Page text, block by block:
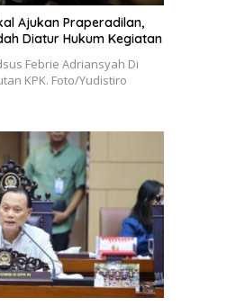
Ajukan Praperadilan,
Diatur Hukum Kegiatan
Febrie Adriansyah Di
KPK. Foto/Yudistiro